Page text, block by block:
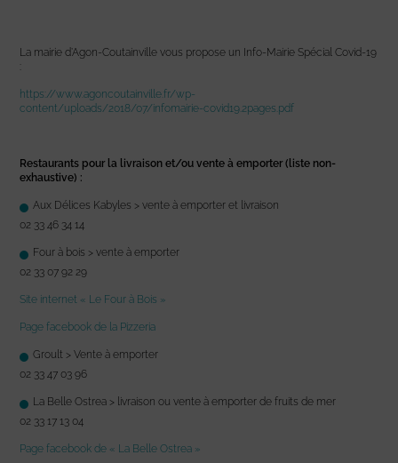
La mairie d’Agon-Coutainville vous propose un Info-Mairie Spécial Covid-19
:
https://www.agoncoutainville.fr/wp-
content/uploads/2018/07/infomairie-covid19.2pages.pdf
Restaurants pour la livraison et/ou vente à emporter (liste non-
exhaustive) :
Aux Délices Kabyles > vente à emporter et livraison
02 33 46 34 14
Four à bois > vente à emporter
02 33 07 92 29
Site internet « Le Four à Bois »
Page facebook de la Pizzeria
Groult > Vente à emporter
02 33 47 03 96
La Belle Ostrea > livraison ou vente à emporter de fruits de mer
02 33 17 13 04
Page facebook de « La Belle Ostrea »